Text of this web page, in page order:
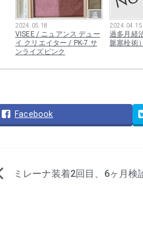
道
2024.05.18
VISEE / ニュアンス デュー
イ クリエイター / PK-7 サ
ンライズピンク
2024.04.15
過多月経
脈塞栓術
Facebook
ミレーナ装着2回目、6ヶ月検